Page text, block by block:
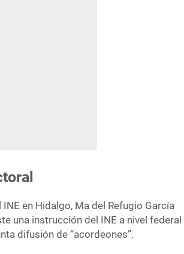
en Hidalgo, Ma del Refugio García
una instrucción del INE a nivel federal
difusión de “acordeones”.